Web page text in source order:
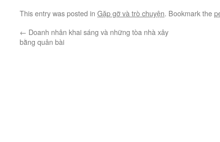
This entry was posted in Gặp gỡ và trò chuyện. Bookmark the
← Doanh nhân khai sáng và những tòa nhà xây
bằng quân bài